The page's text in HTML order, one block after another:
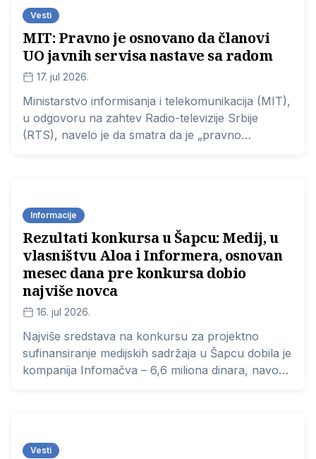
Vesti
MIT: Pravno je osnovano da članovi
UO javnih servisa nastave sa radom
17. jul 2026.
Ministarstvo informisanja i telekomunikacija (MIT),
u odgovoru na zahtev Radio-televizije Srbije
(RTS), navelo je da smatra da je „pravno
Informacije
Rezultati konkursa u Šapcu: Medij, u
vlasništvu Aloa i Informera, osnovan
mesec dana pre konkursa dobio
najviše novca
16. jul 2026.
Najviše sredstava na konkursu za projektno
sufinansiranje medijskih sadržaja u Šapcu dobila je
kompanija Infomačva – 6,6 miliona dinara, navodi
Vesti